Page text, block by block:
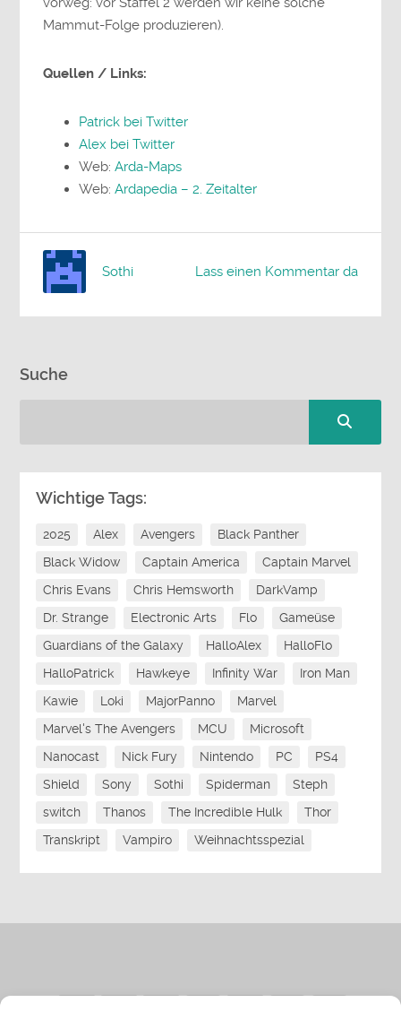
Mammut-Folge produzieren).
Quellen / Links:
Patrick bei Twitter
Alex bei Twitter
Web:Arda-Maps
Web:Ardapedia – 2. Zeitalter
Lass einen Kommentar da
Sothi
Suche
Wichtige Tags:
2025 Alex Avengers
Black Panther
Black Widow
Captain America
Captain Marvel
Chris Evans
Chris Hemsworth
DarkVamp
Dr. Strange
Electronic Arts Flo
Gameüse
Guardians of the Galaxy
HalloAlex
HalloFlo
HalloPatrick
Hawkeye Infinity War
Iron Man
Kawie
Loki MajorPanno
Marvel
Marvel's The Avengers
MCU
Microsoft
Nanocast
Nick Fury Nintendo PC
PS4
Shield
Sony Sothi Spiderman
Steph
switch
Thanos The Incredible Hulk
Thor
Transkript
Vampiro Weihnachtsspezial